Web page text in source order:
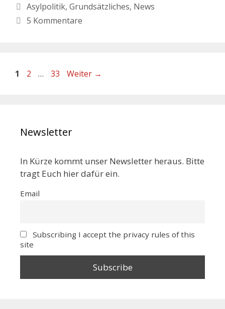
Asylpolitik, Grundsätzliches, News
5 Kommentare
1 2 … 33 Weiter →
Newsletter
In Kürze kommt unser Newsletter heraus. Bitte
tragt Euch hier dafür ein.
Email
Subscribing I accept the privacy rules of this
site